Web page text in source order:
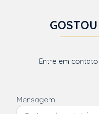
Entre em
Mensagem